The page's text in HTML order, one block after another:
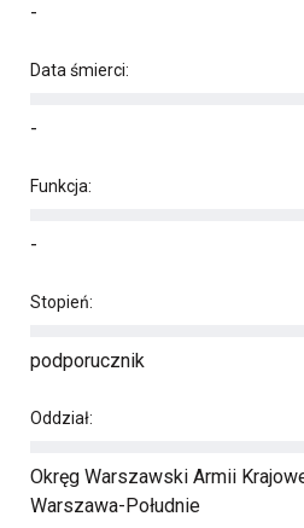
-
Data śmierci:
-
Funkcja:
-
Stopień:
podporucznik
Oddział:
Okręg Warszawski Armii
Warszawa-Południe